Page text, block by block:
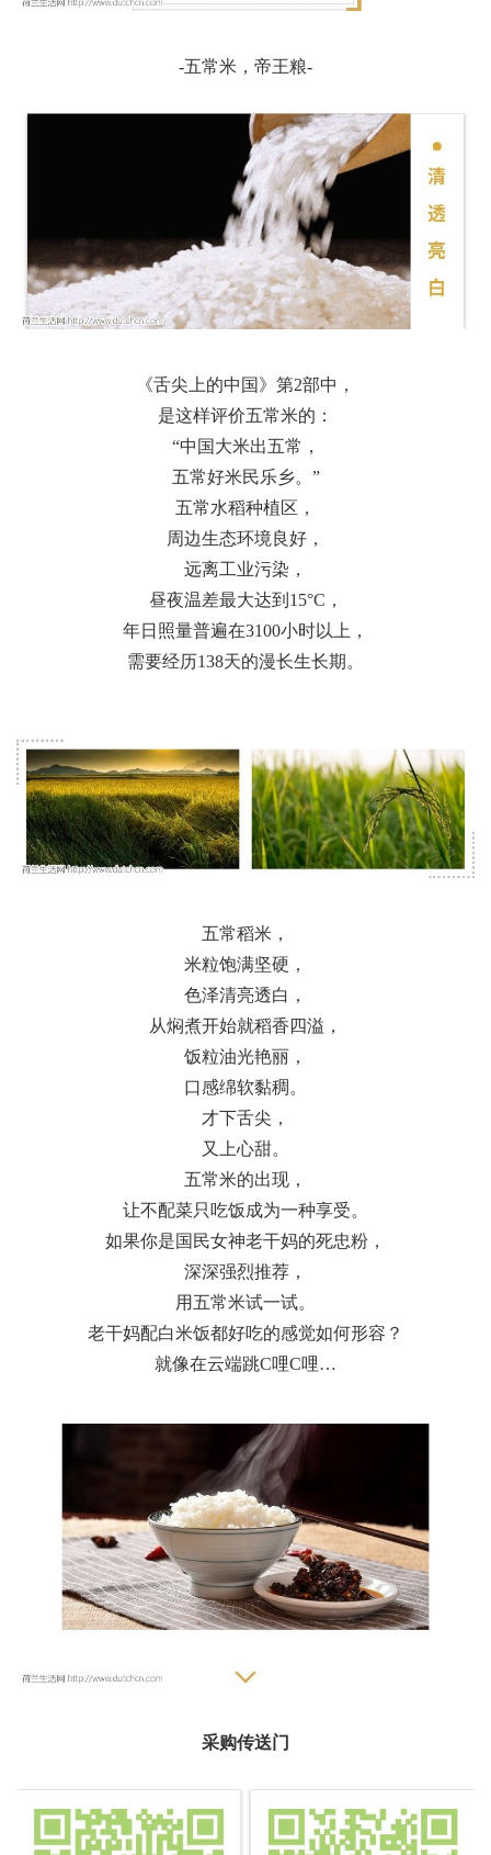
-五常米，帝王粮-
《舌尖上的中国》第2部中，
是这样评价五常米的：
“中国大米出五常，
五常好米民乐乡。”
五常水稻种植区，
周边生态环境良好，
远离工业污染，
昼夜温差最大达到15°C，
年日照量普遍在3100小时以上，
需要经历138天的漫长生长期。
五常稻米，
米粒饱满坚硬，
色泽清亮透白，
从焖煮开始就稻香四溢，
饭粒油光艳丽，
口感绵软黏稠。
才下舌尖，
又上心甜。
五常米的出现，
让不配菜只吃饭成为一种享受。
如果你是国民女神老干妈的死忠粉，
深深强烈推荐，
用五常米试一试。
老干妈配白米饭都好吃的感觉如何形容？
就像在云端跳C哩C哩…
采购传送门